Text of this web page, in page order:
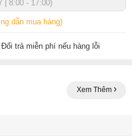
| 8:00 - 17:00)
dẫn mua hàng)
Đổi trả miễn phí nếu hàng lỗi
Xem Thêm